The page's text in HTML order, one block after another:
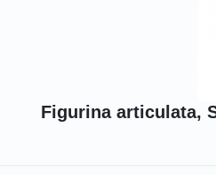
Figurina articulata,